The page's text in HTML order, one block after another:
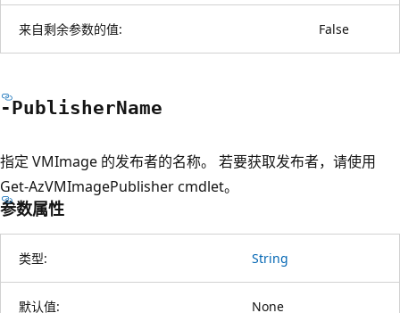
来自剩余参数的值: False
-PublisherName
指定 VMImage 的发布者的名称。 若要获取发布者，请使用
Get-AzVMImagePublisher cmdlet。
参数属性
类型: String
默认值: None